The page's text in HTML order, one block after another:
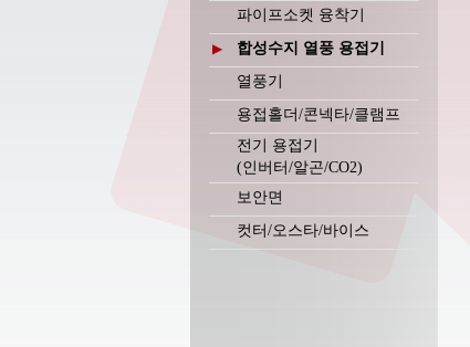
파이프소켓 융착기
▶
합성수지 열풍 용접기
열풍기
용접홀더/콘넥타/클램프
전기 용접기
(인버터/알곤/CO2)
보안면
컷터/오스타/바이스